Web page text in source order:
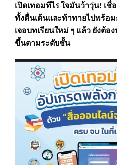
เปิดเทอมทีไร ใจมันว้าวุ่น! เ
ทั้งตื่นเต้นและท้าทายไปพร้อ
เจอบทเรียนใหม่ ๆ แล้ว ยังต้
ขึ้นตามระดับชั้น